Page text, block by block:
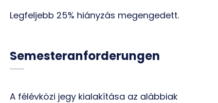
Legfeljebb 25% hiányzás megengedett.
Semesteranforderungen
A félévközi jegy kialakítása az alábbiak